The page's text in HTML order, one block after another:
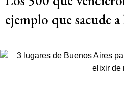
ejemplo que sacude